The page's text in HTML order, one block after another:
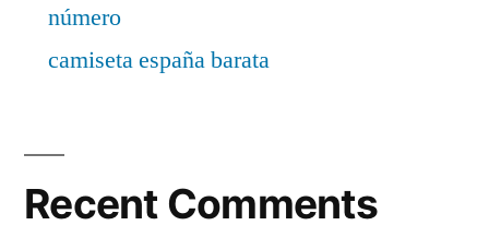
número
camiseta españa barata
Recent Comments